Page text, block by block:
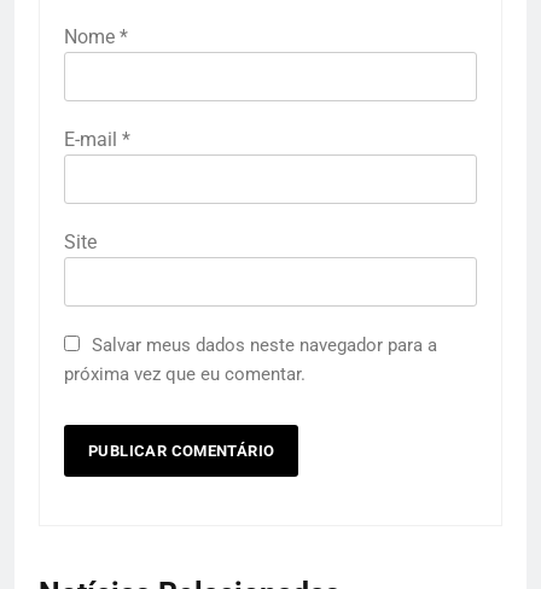
Nome *
E-mail *
Site
Salvar meus dados neste navegador para a
próxima vez que eu comentar.